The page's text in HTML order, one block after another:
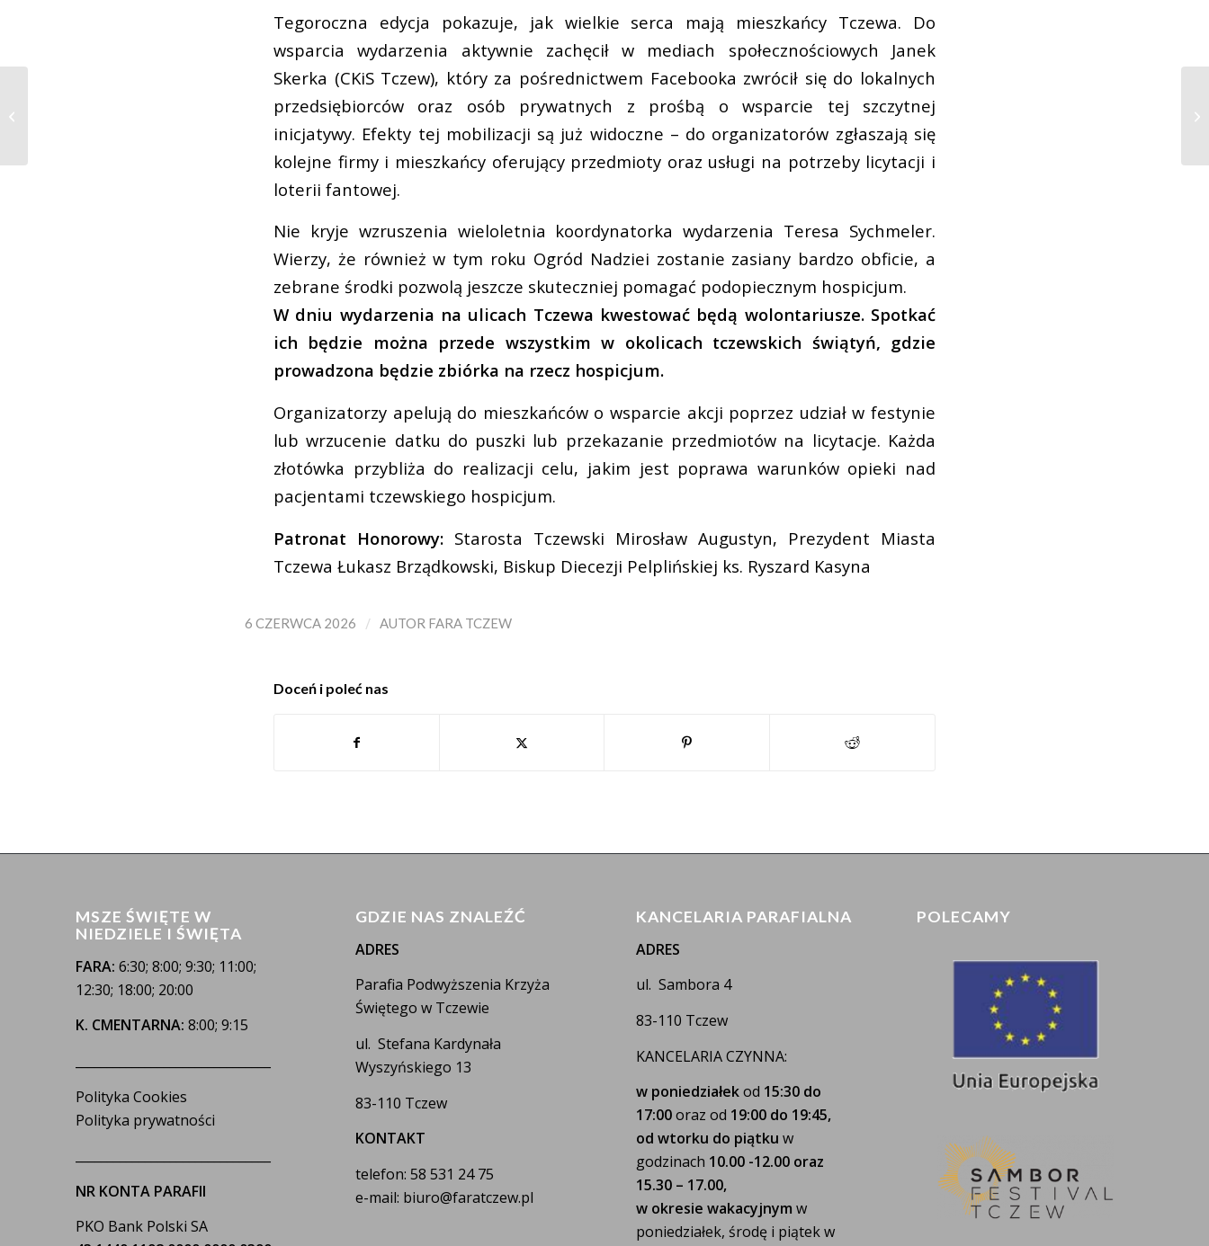
Tegoroczna edycja pokazuje, jak wielkie serca mają mieszkańcy Tczewa. Do
wsparcia wydarzenia aktywnie zachęcił w mediach społecznościowych Janek
Skerka (CKiS Tczew), który za pośrednictwem Facebooka zwrócił się do lokalnych
przedsiębiorców oraz osób prywatnych z prośbą o wsparcie tej szczytnej
inicjatywy. Efekty tej mobilizacji są już widoczne – do organizatorów zgłaszają się
kolejne firmy i mieszkańcy oferujący przedmioty oraz usługi na potrzeby licytacji i
loterii fantowej.
Nie kryje wzruszenia wieloletnia koordynatorka wydarzenia Teresa Sychmeler.
Wierzy, że również w tym roku Ogród Nadziei zostanie zasiany bardzo obficie, a
zebrane środki pozwolą jeszcze skuteczniej pomagać podopiecznym hospicjum.
W dniu wydarzenia na ulicach Tczewa kwestować będą wolontariusze. Spotkać
ich będzie można przede wszystkim w okolicach tczewskich świątyń, gdzie
prowadzona będzie zbiórka na rzecz hospicjum.
Organizatorzy apelują do mieszkańców o wsparcie akcji poprzez udział w festynie
lub wrzucenie datku do puszki lub przekazanie przedmiotów na licytacje. Każda
złotówka przybliża do realizacji celu, jakim jest poprawa warunków opieki nad
pacjentami tczewskiego hospicjum.
Patronat Honorowy:Starosta Tczewski Mirosław Augustyn, Prezydent Miasta
Tczewa Łukasz Brządkowski, Biskup Diecezji Pelplińskiej ks. Ryszard Kasyna
6 CZERWCA 2026 / AUTOR FARA TCZEW
Doceń i poleć nas
MSZE ŚWIĘTE W
NIEDZIELE I ŚWIĘTA
FARA: 6:30; 8:00; 9:30; 11:00;
12:30; 18:00; 20:00
K. CMENTARNA: 8:00; 9:15
Polityka Cookies
Polityka prywatności
NR KONTA PARAFII
PKO Bank Polski SA
GDZIE NAS ZNALEŹĆ
ADRES
Parafia Podwyższenia Krzyża
Świętego w Tczewie
ul. Stefana Kardynała
Wyszyńskiego 13
83-110 Tczew
KONTAKT
telefon: 58 531 24 75
e-mail: biuro@faratczew.pl
KANCELARIA PARAFIALNA
ADRES
ul. Sambora 4
83-110 Tczew
KANCELARIA CZYNNA:
w poniedziałekod 15:30 do
17:00oraz od 19:00 do 19:45,
od wtorku do piątku w
godzinach 10.00 -12.00 oraz
15.30 – 17.00,
w okresie wakacyjnym w
poniedziałek, środę i piątek w
POLECAMY